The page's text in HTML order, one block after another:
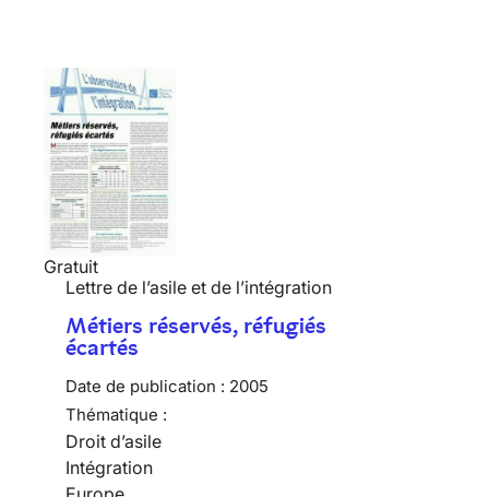
Gratuit
Lettre de l’asile et de l’intégration
Métiers réservés, réfugiés
écartés
Date de publication : 2005
Thématique :
Droit d’asile
Intégration